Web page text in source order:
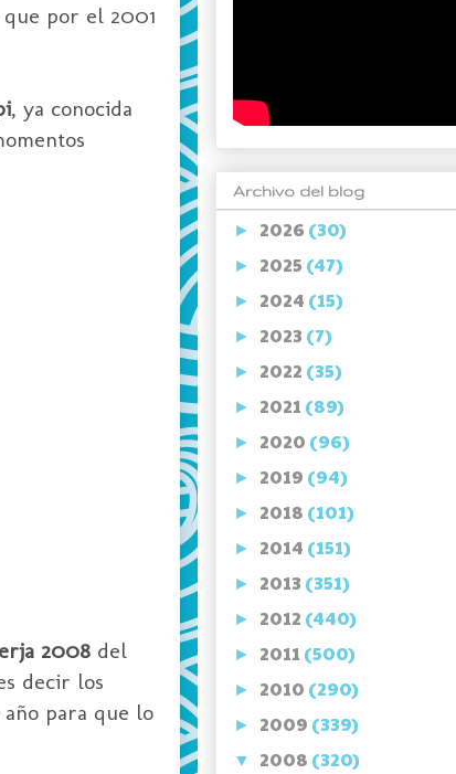
por el 2001
, ya conocida
2008 del
decir los
para que lo
Archivo del blog
► 2026 (30)
► 2025 (47)
► 2024 (15)
► 2023 (7)
► 2022 (35)
► 2021 (89)
► 2020 (96)
► 2019 (94)
► 2018 (101)
► 2014 (151)
► 2013 (351)
► 2012 (440)
► 2011 (500)
► 2010 (290)
► 2009 (339)
▼ 2008 (320)